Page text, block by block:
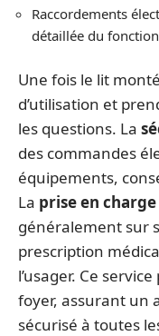
Raccordements
détaillée du
Une fois le lit
d’utilisation et
les questions. La
des commandes
équipements,
La prise en
généralement sur
prescription
l’usager. Ce
foyer, assurant un
sécurisé à toutes